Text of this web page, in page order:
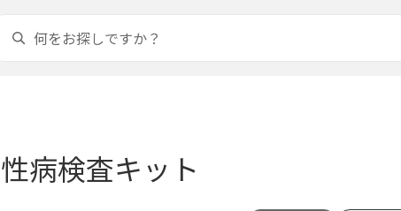
性病検査キット